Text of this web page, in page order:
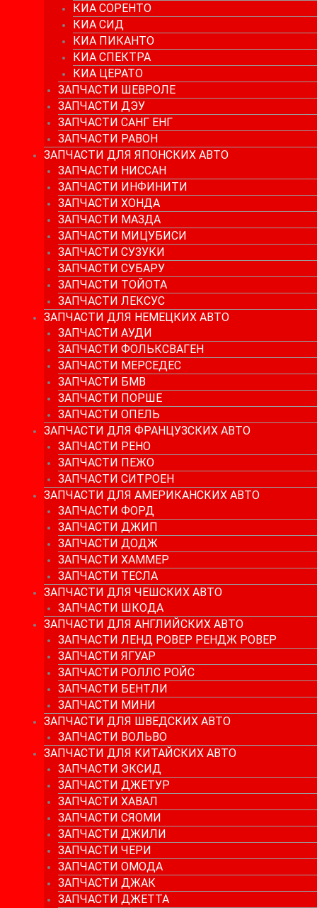
КИА СОРЕНТО
КИА СИД
КИА ПИКАНТО
КИА СПЕКТРА
КИА ЦЕРАТО
ЗАПЧАСТИ ШЕВРОЛЕ
ЗАПЧАСТИ ДЭУ
ЗАПЧАСТИ САНГ ЕНГ
ЗАПЧАСТИ РАВОН
ЗАПЧАСТИ ДЛЯ ЯПОНСКИХ АВТО
ЗАПЧАСТИ НИССАН
ЗАПЧАСТИ ИНФИНИТИ
ЗАПЧАСТИ ХОНДА
ЗАПЧАСТИ МАЗДА
ЗАПЧАСТИ МИЦУБИСИ
ЗАПЧАСТИ СУЗУКИ
ЗАПЧАСТИ СУБАРУ
ЗАПЧАСТИ ТОЙОТА
ЗАПЧАСТИ ЛЕКСУС
ЗАПЧАСТИ ДЛЯ НЕМЕЦКИХ АВТО
ЗАПЧАСТИ АУДИ
ЗАПЧАСТИ ФОЛЬКСВАГЕН
ЗАПЧАСТИ МЕРСЕДЕС
ЗАПЧАСТИ БМВ
ЗАПЧАСТИ ПОРШЕ
ЗАПЧАСТИ ОПЕЛЬ
ЗАПЧАСТИ ДЛЯ ФРАНЦУЗСКИХ АВТО
ЗАПЧАСТИ РЕНО
ЗАПЧАСТИ ПЕЖО
ЗАПЧАСТИ СИТРОЕН
ЗАПЧАСТИ ДЛЯ АМЕРИКАНСКИХ АВТО
ЗАПЧАСТИ ФОРД
ЗАПЧАСТИ ДЖИП
ЗАПЧАСТИ ДОДЖ
ЗАПЧАСТИ ХАММЕР
ЗАПЧАСТИ ТЕСЛА
ЗАПЧАСТИ ДЛЯ ЧЕШСКИХ АВТО
ЗАПЧАСТИ ШКОДА
ЗАПЧАСТИ ДЛЯ АНГЛИЙСКИХ АВТО
ЗАПЧАСТИ ЛЕНД РОВЕР РЕНДЖ РОВЕР
ЗАПЧАСТИ ЯГУАР
ЗАПЧАСТИ РОЛЛС РОЙС
ЗАПЧАСТИ БЕНТЛИ
ЗАПЧАСТИ МИНИ
ЗАПЧАСТИ ДЛЯ ШВЕДСКИХ АВТО
ЗАПЧАСТИ ВОЛЬВО
ЗАПЧАСТИ ДЛЯ КИТАЙСКИХ АВТО
ЗАПЧАСТИ ЭКСИД
ЗАПЧАСТИ ДЖЕТУР
ЗАПЧАСТИ ХАВАЛ
ЗАПЧАСТИ СЯОМИ
ЗАПЧАСТИ ДЖИЛИ
ЗАПЧАСТИ ЧЕРИ
ЗАПЧАСТИ ОМОДА
ЗАПЧАСТИ ДЖАК
ЗАПЧАСТИ ДЖЕТТА